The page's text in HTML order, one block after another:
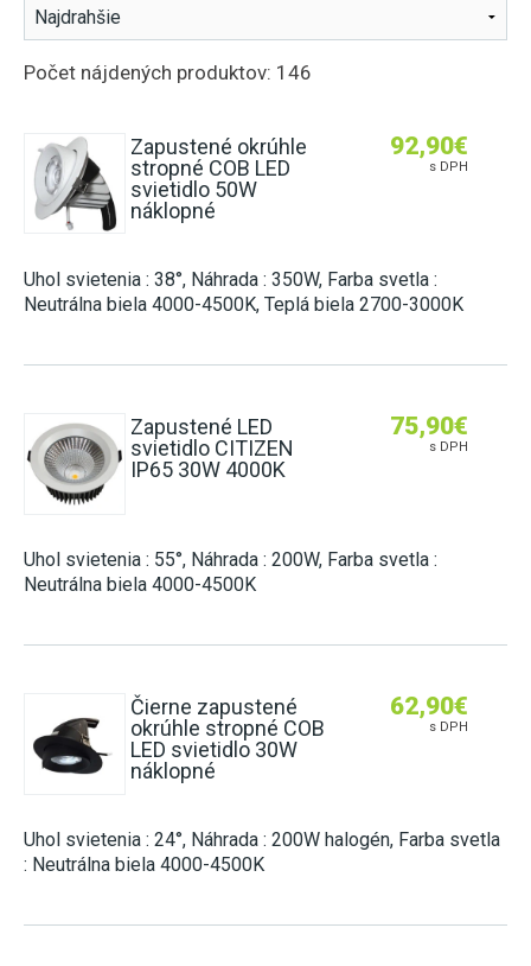
NÚDZOVÉ OSVETLENIE
VISIACE LAMPY
OVLÁDAČE A STMIEVAČE
E14 (MALÝ ZÁVIT)
ŽIAROVKY DO VEREJNÉHO OSVETLENIA
INÉ ŽIAROVKY (MR11, AR111, GU11)
LED MODULY (DO STROPNÍC)
LINEÁRNE SVIETIDLÁ
GERMICÍDNE LAMPY
TRUBICOVÉ SVIETIDLÁ INTERIÉROVÉ
SENZORY
SMART
LED NAPÁJACIE ZDROJE
VYCHYTÁVKY
LED DEKORÁCIE
Počet nájdených produktov: 146
Zapustené okrúhle
stropné COB LED
svietidlo 50W
náklopné
92,90€
s DPH
Uhol svietenia : 38°, Náhrada : 350W, Farba svetla :
Neutrálna biela 4000-4500K, Teplá biela 2700-3000K
Zapustené LED
svietidlo CITIZEN
IP65 30W 4000K
75,90€
s DPH
Uhol svietenia : 55°, Náhrada : 200W, Farba svetla :
Neutrálna biela 4000-4500K
Čierne zapustené
okrúhle stropné COB
LED svietidlo 30W
náklopné
62,90€
s DPH
Uhol svietenia : 24°, Náhrada : 200W halogén, Farba svetla
: Neutrálna biela 4000-4500K